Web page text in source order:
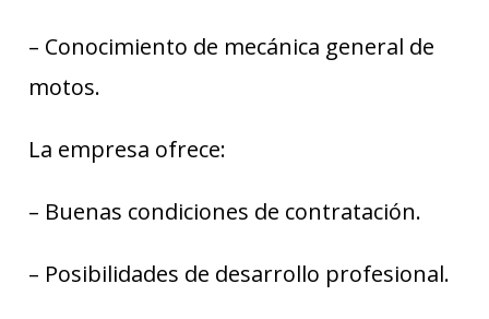
– Conocimiento de mecánica general de
motos.
La empresa ofrece:
– Buenas condiciones de contratación.
– Posibilidades de desarrollo profesional.